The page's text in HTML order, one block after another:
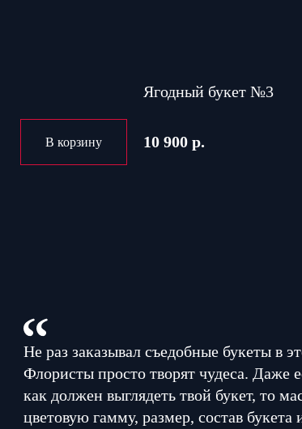
В корзину
Ягодный букет №3
10 900 р.
Не раз заказывал съедобные букеты в
Флористы просто творят чудеса. Даже
как должен выглядеть твой букет, то
цветовую гамму, размер, состав букета